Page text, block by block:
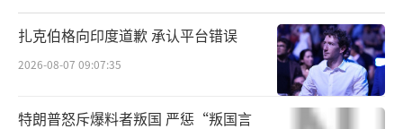
扎克伯格向印度道歉 承认平台错误
2026-08-07 09:07:35
特朗普怒斥爆料者叛国 严惩“叛国言